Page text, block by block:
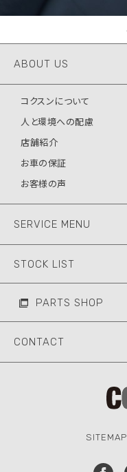
ABOUT US
コクスンについて
人と環境への配慮
店舗紹介
お車の保証
お客様の声
SERVICE MENU
STOCK LIST
PARTS SHOP
CONTACT
SITEMAP